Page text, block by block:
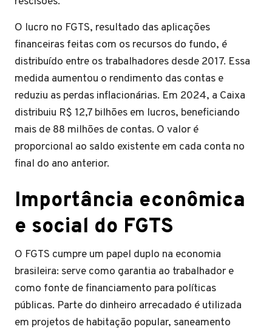
O lucro no FGTS, resultado das aplicações
financeiras feitas com os recursos do fundo, é
distribuído entre os trabalhadores desde 2017. Essa
medida aumentou o rendimento das contas e
reduziu as perdas inflacionárias. Em 2024, a Caixa
distribuiu R$ 12,7 bilhões em lucros, beneficiando
mais de 88 milhões de contas. O valor é
proporcional ao saldo existente em cada conta no
final do ano anterior.
Importância econômica
e social do FGTS
O FGTS cumpre um papel duplo na economia
brasileira: serve como garantia ao trabalhador e
como fonte de financiamento para políticas
públicas. Parte do dinheiro arrecadado é utilizada
em projetos de habitação popular, saneamento